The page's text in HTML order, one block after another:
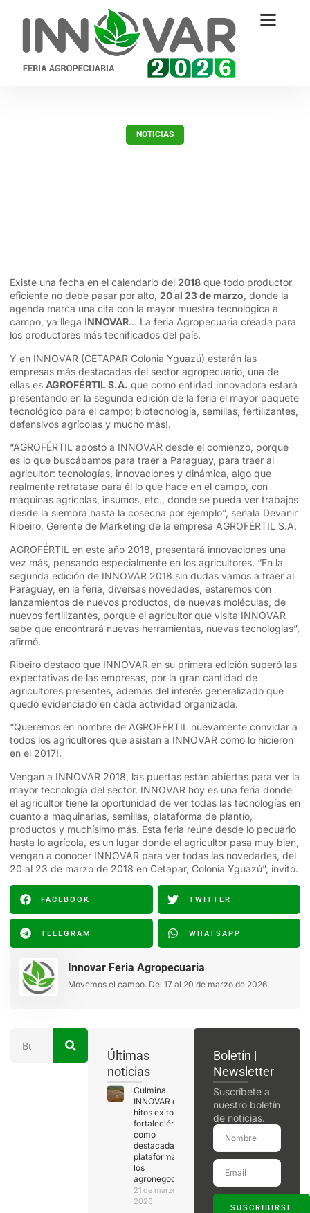
NOTICIAS
Existe una fecha en el calendario del 2018 que todo productor
eficiente no debe pasar por alto, 20 al 23 de marzo, donde la
agenda marca una cita con la mayor muestra tecnológica a
campo, ya llega INNOVAR… La feria Agropecuaria creada para
los productores más tecnificados del país.
Y en INNOVAR (CETAPAR Colonia Yguazú) estarán las
empresas más destacadas del sector agropecuario, una de
ellas es AGROFÉRTIL S.A. que como entidad innovadora estará
presentando en la segunda edición de la feria el mayor paquete
tecnológico para el campo; biotecnología, semillas, fertilizantes,
defensivos agrícolas y mucho más!.
“AGROFÉRTIL apostó a INNOVAR desde el comienzo, porque
es lo que buscábamos para traer a Paraguay, para traer al
agricultor: tecnologías, innovaciones y dinámica, algo que
realmente retratase para él lo que hace en el campo, con
máquinas agrícolas, insumos, etc., donde se pueda ver trabajos
desde la siembra hasta la cosecha por ejemplo”, señala Devanir
Ribeiro, Gerente de Marketing de la empresa AGROFÉRTIL S.A.
AGROFÉRTIL en este año 2018, presentará innovaciones una
vez más, pensando especialmente en los agricultores. “En la
segunda edición de INNOVAR 2018 sin dudas vamos a traer al
Paraguay, en la feria, diversas novedades, estaremos con
lanzamientos de nuevos productos, de nuevas moléculas, de
nuevos fertilizantes, porque el agricultor que visita INNOVAR
sabe que encontrará nuevas herramientas, nuevas tecnologías”,
afirmó.
Ribeiro destacó que INNOVAR en su primera edición superó las
expectativas de las empresas, por la gran cantidad de
agricultores presentes, además del interés generalizado que
quedó evidenciado en cada actividad organizada.
“Queremos en nombre de AGROFÉRTIL nuevamente convidar a
todos los agricultores que asistan a INNOVAR como lo hicieron
en el 2017!.
Vengan a INNOVAR 2018, las puertas están abiertas para ver la
mayor tecnología del sector. INNOVAR hoy es una feria donde
el agricultor tiene la oportunidad de ver todas las tecnologías en
cuanto a maquinarias, semillas, plataforma de plantío,
productos y muchísimo más. Esta feria reúne desde lo pecuario
hasta lo agrícola, es un lugar donde el agricultor pasa muy bien,
vengan a conocer INNOVAR para ver todas las novedades, del
20 al 23 de marzo de 2018 en Cetapar, Colonia Yguazú”, invitó.
FACEBOOK TWITTER
TELEGRAM WHATSAPP
Innovar Feria Agropecuaria
Movemos el campo. Del 17 al 20 de marzo de 2026.
Últimas
noticias
Culmina
INNOVAR con
hitos exitosos,
fortaleciéndose
como
destacada
plataforma de
los
agronegocios
21 de marzo de
2026
Boletín |
Newsletter
Suscríbete a
nuestro boletín
de noticias.
SUSCRIBIRSE